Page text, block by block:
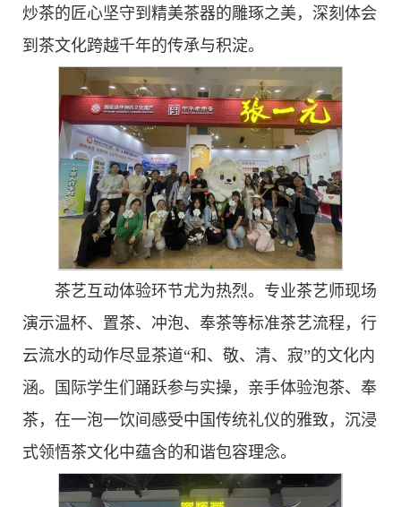
炒茶的匠心坚守到精美茶器的雕琢之美，深刻体会
到茶文化跨越千年的传承与积淀。
茶艺互动体验环节尤为热烈。专业茶艺师现场
演示温杯、置茶、冲泡、奉茶等标准茶艺流程，行
云流水的动作尽显茶道“和、敬、清、寂”的文化内
涵。国际学生们踊跃参与实操，亲手体验泡茶、奉
茶，在一泡一饮间感受中国传统礼仪的雅致，沉浸
式领悟茶文化中蕴含的和谐包容理念。